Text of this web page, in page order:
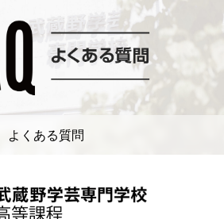
よくある質問